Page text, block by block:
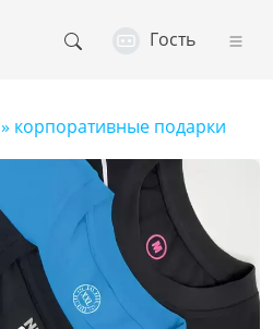
Гость
» корпоративные подарки